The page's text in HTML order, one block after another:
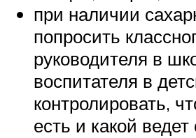
при наличии
попросить
руководителя в
воспитателя в
контролировать,
есть и какой